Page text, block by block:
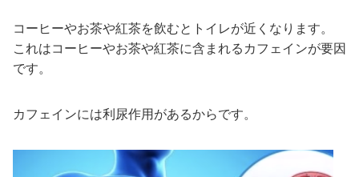
コーヒーやお茶や紅茶を飲むとトイレが近くなります。
これはコーヒーやお茶や紅茶に含まれるカフェインが要因
です。
カフェインには利尿作用があるからです。